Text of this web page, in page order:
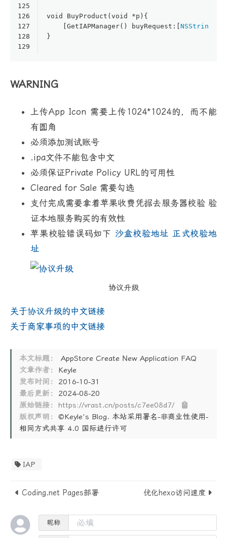
125
126
127
128
129
void BuyProduct(void
*p){
    [GetIAPManager() buyRequest:[
NSString
}
WARNING
上传App Icon 需要上传1024*1024的，而不能
有圆角
必须添加测试账号
.ipa文件不能包含中文
必须保证Private Policy URL的可用性
Cleared for Sale 需要勾选
支付完成需要拿着苹果收费凭据去服务器校验 验
证本地服务购买的有效性
苹果校验错误码如下 沙盒校验地址 正式校验地
址
协议升级
关于协议升级的中文链接
关于商家事项的中文链接
本文标题：
AppStore Create New Application FAQ
文章作者：
Keyle
发布时间：
2016-10-31
最后更新：
2024-08-20
原始链接：
https://vrast.cn/posts/c7ee08d7/
版权声明：
©Keyle's Blog. 本站采用署名-非商业性使用-
相同方式共享 4.0 国际进行许可
IAP
Coding.net Pages部署 优化hexo访问速度
昵称